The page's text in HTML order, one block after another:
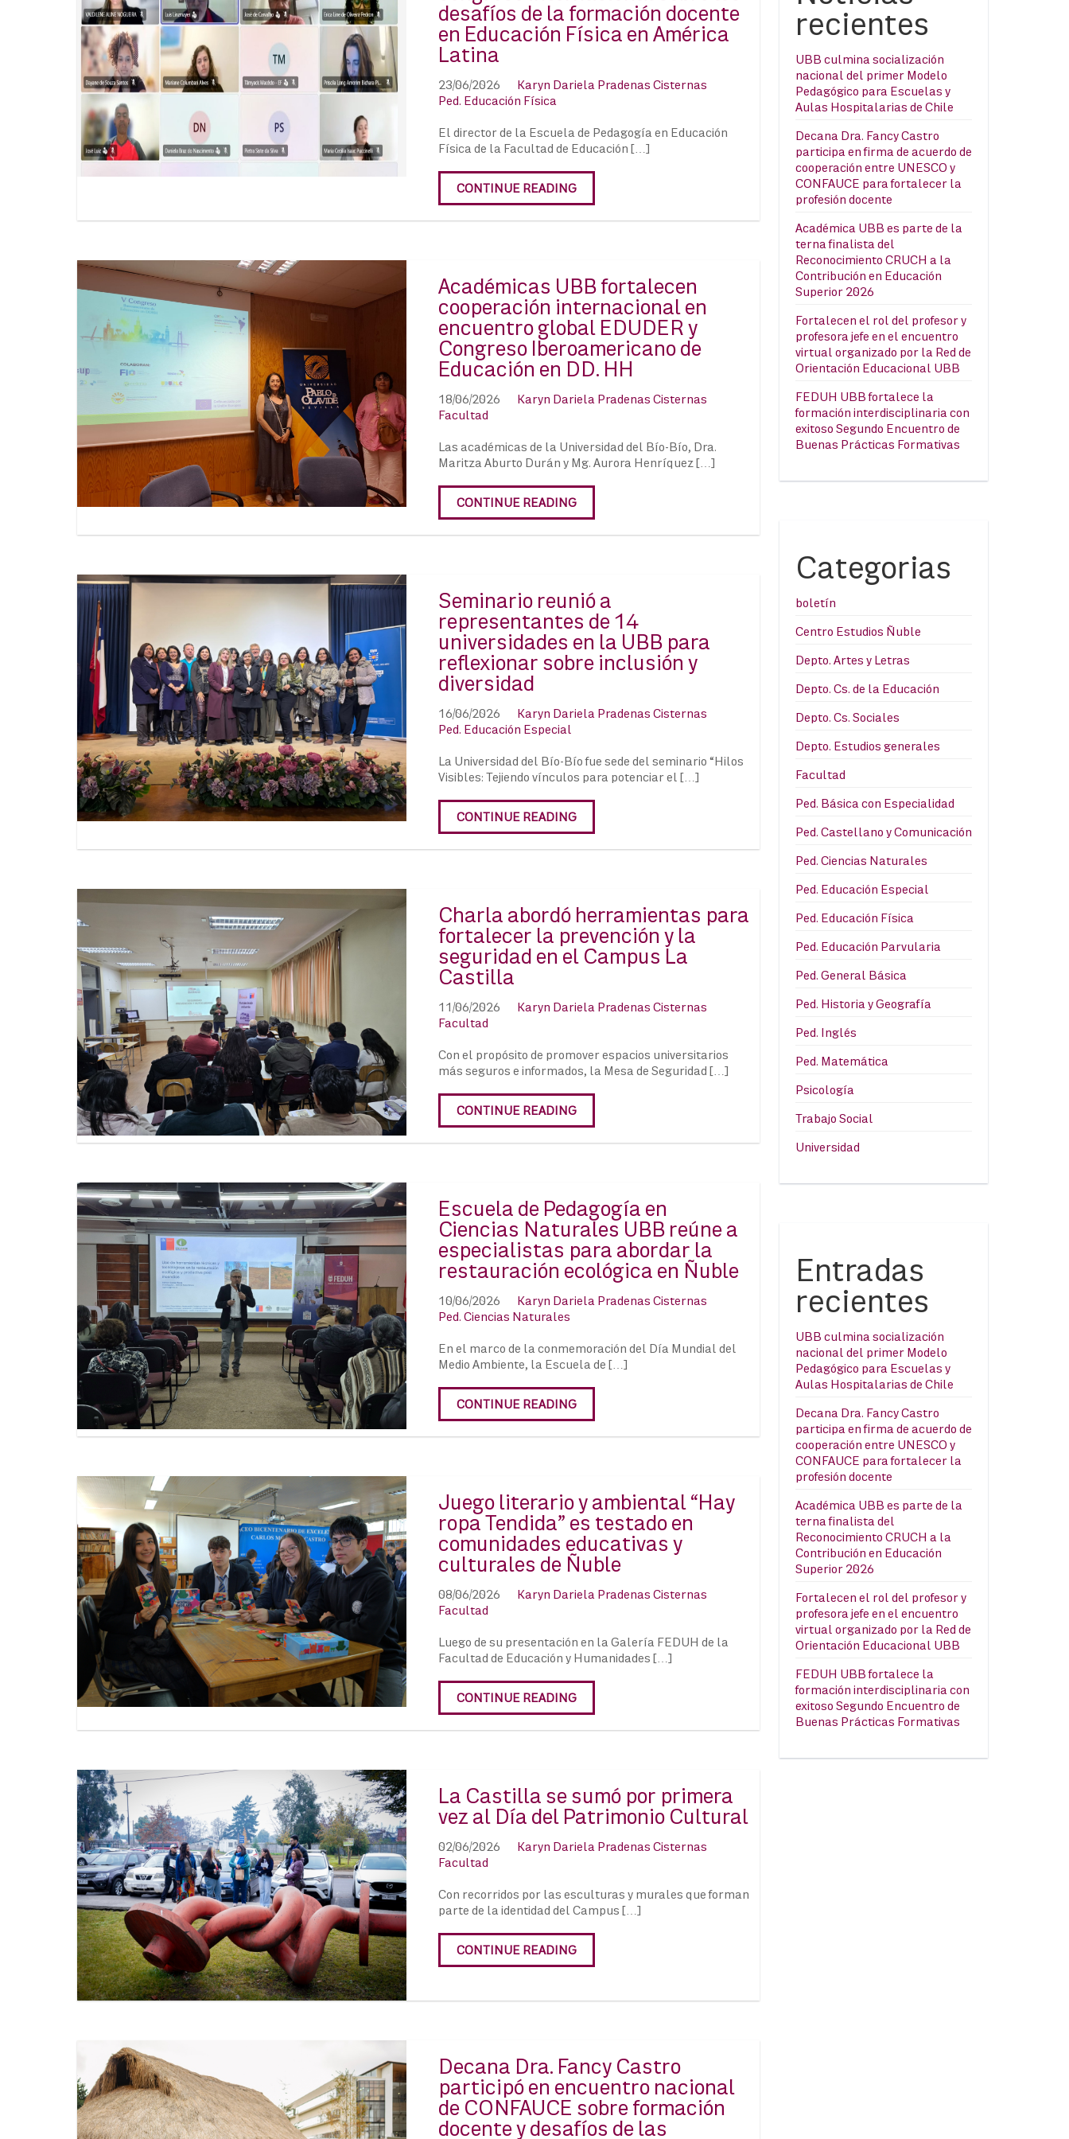
desafíos de la formación docente
en Educación Física en América
Latina
23/06/2026
Karyn Dariela Pradenas Cisternas
Ped. Educación Física
El director de la Escuela de Pedagogía en Educación
Física de la Facultad de Educación […]
CONTINUE READING
Académicas UBB fortalecen
cooperación internacional en
encuentro global EDUDER y
Congreso Iberoamericano de
Educación en DD. HH
18/06/2026
Karyn Dariela Pradenas Cisternas
Facultad
Las académicas de la Universidad del Bío-Bío, Dra.
Maritza Aburto Durán y Mg. Aurora Henríquez […]
CONTINUE READING
Seminario reunió a
representantes de 14
universidades en la UBB para
reflexionar sobre inclusión y
diversidad
16/06/2026
Karyn Dariela Pradenas Cisternas
Ped. Educación Especial
La Universidad del Bío-Bío fue sede del seminario “Hilos
Visibles: Tejiendo vínculos para potenciar el […]
CONTINUE READING
Charla abordó herramientas para
fortalecer la prevención y la
seguridad en el Campus La
Castilla
11/06/2026
Karyn Dariela Pradenas Cisternas
Facultad
Con el propósito de promover espacios universitarios
más seguros e informados, la Mesa de Seguridad […]
CONTINUE READING
Escuela de Pedagogía en
Ciencias Naturales UBB reúne a
especialistas para abordar la
restauración ecológica en Ñuble
10/06/2026
Karyn Dariela Pradenas Cisternas
Ped. Ciencias Naturales
En el marco de la conmemoración del Día Mundial del
Medio Ambiente, la Escuela de […]
CONTINUE READING
Juego literario y ambiental “Hay
ropa Tendida” es testado en
comunidades educativas y
culturales de Ñuble
08/06/2026
Karyn Dariela Pradenas Cisternas
Facultad
Luego de su presentación en la Galería FEDUH de la
Facultad de Educación y Humanidades […]
CONTINUE READING
La Castilla se sumó por primera
vez al Día del Patrimonio Cultural
02/06/2026
Karyn Dariela Pradenas Cisternas
Facultad
Con recorridos por las esculturas y murales que forman
parte de la identidad del Campus […]
CONTINUE READING
Decana Dra. Fancy Castro
participó en encuentro nacional
de CONFAUCE sobre formación
docente y desafíos de las
recientes
UBB culmina socialización
nacional del primer Modelo
Pedagógico para Escuelas y
Aulas Hospitalarias de Chile
Decana Dra. Fancy Castro
participa en firma de acuerdo de
cooperación entre UNESCO y
CONFAUCE para fortalecer la
profesión docente
Académica UBB es parte de la
terna finalista del
Reconocimiento CRUCH a la
Contribución en Educación
Superior 2026
Fortalecen el rol del profesor y
profesora jefe en el encuentro
virtual organizado por la Red de
Orientación Educacional UBB
FEDUH UBB fortalece la
formación interdisciplinaria con
exitoso Segundo Encuentro de
Buenas Prácticas Formativas
Categorias
boletín
Centro Estudios Ñuble
Depto. Artes y Letras
Depto. Cs. de la Educación
Depto. Cs. Sociales
Depto. Estudios generales
Facultad
Ped. Básica con Especialidad
Ped. Castellano y Comunicación
Ped. Ciencias Naturales
Ped. Educación Especial
Ped. Educación Física
Ped. Educación Parvularia
Ped. General Básica
Ped. Historia y Geografía
Ped. Inglés
Ped. Matemática
Psicología
Trabajo Social
Universidad
Entradas
recientes
UBB culmina socialización
nacional del primer Modelo
Pedagógico para Escuelas y
Aulas Hospitalarias de Chile
Decana Dra. Fancy Castro
participa en firma de acuerdo de
cooperación entre UNESCO y
CONFAUCE para fortalecer la
profesión docente
Académica UBB es parte de la
terna finalista del
Reconocimiento CRUCH a la
Contribución en Educación
Superior 2026
Fortalecen el rol del profesor y
profesora jefe en el encuentro
virtual organizado por la Red de
Orientación Educacional UBB
FEDUH UBB fortalece la
formación interdisciplinaria con
exitoso Segundo Encuentro de
Buenas Prácticas Formativas